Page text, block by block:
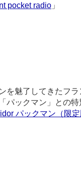
pocket radio 」
を魅了してきたフ
パックマン」との
パックマン（限定